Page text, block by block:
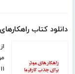
دانلود کتاب
۱۱ صفحه